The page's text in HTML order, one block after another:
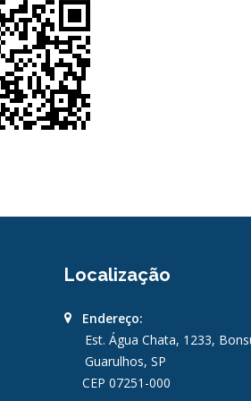
Localização
Endereço:
Est. Água Chata, 1233,
Guarulhos, SP
CEP 07251-000